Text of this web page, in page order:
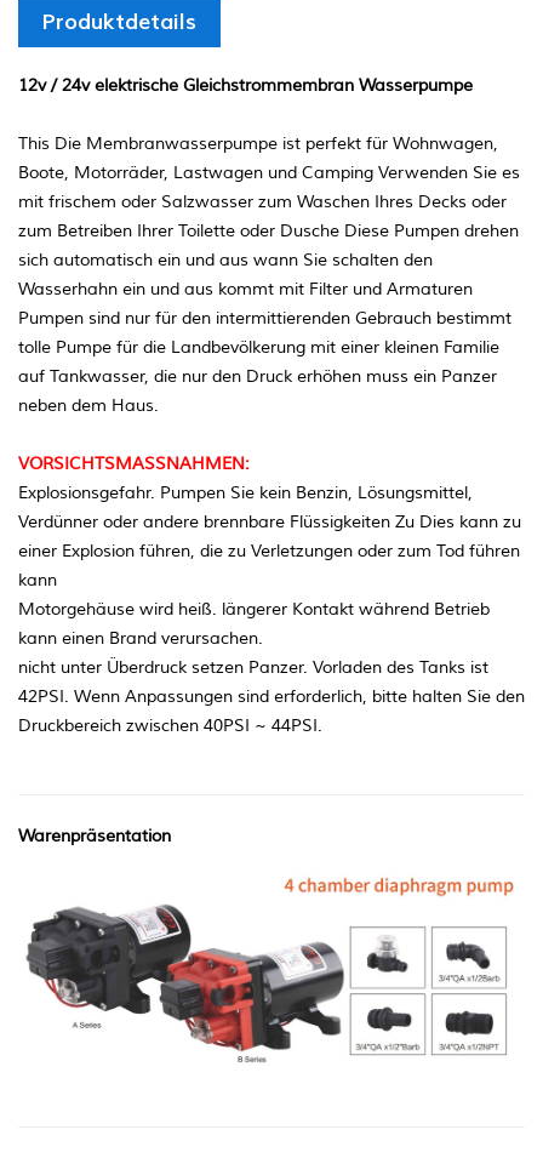
Produktdetails
12v / 24v elektrische Gleichstrommembran Wasserpumpe
This Die Membranwasserpumpe ist perfekt für Wohnwagen,
Boote, Motorräder, Lastwagen und Camping Verwenden Sie es
mit frischem oder Salzwasser zum Waschen Ihres Decks oder
zum Betreiben Ihrer Toilette oder Dusche Diese Pumpen drehen
sich automatisch ein und aus wann Sie schalten den
Wasserhahn ein und aus kommt mit Filter und Armaturen
Pumpen sind nur für den intermittierenden Gebrauch bestimmt
tolle Pumpe für die Landbevölkerung mit einer kleinen Familie
auf Tankwasser, die nur den Druck erhöhen muss ein Panzer
neben dem Haus.
VORSICHTSMASSNAHMEN:
Explosionsgefahr. Pumpen Sie kein Benzin, Lösungsmittel,
Verdünner oder andere brennbare Flüssigkeiten Zu Dies kann zu
einer Explosion führen, die zu Verletzungen oder zum Tod führen
kann
Motorgehäuse wird heiß. längerer Kontakt während Betrieb
kann einen Brand verursachen.
nicht unter Überdruck setzen Panzer. Vorladen des Tanks ist
42PSI. Wenn Anpassungen sind erforderlich, bitte halten Sie den
Druckbereich zwischen 40PSI ~ 44PSI.
Warenpräsentation